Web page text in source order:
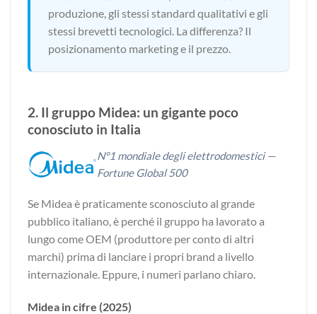
produzione, gli stessi standard qualitativi e gli
stessi brevetti tecnologici. La differenza? Il
posizionamento marketing e il prezzo.
2. Il gruppo Midea: un gigante poco
conosciuto in Italia
N°1 mondiale degli elettrodomestici —
Fortune Global 500
Se Midea è praticamente sconosciuto al grande
pubblico italiano, è perché il gruppo ha lavorato a
lungo come OEM (produttore per conto di altri
marchi) prima di lanciare i propri brand a livello
internazionale. Eppure, i numeri parlano chiaro.
Midea in cifre (2025)